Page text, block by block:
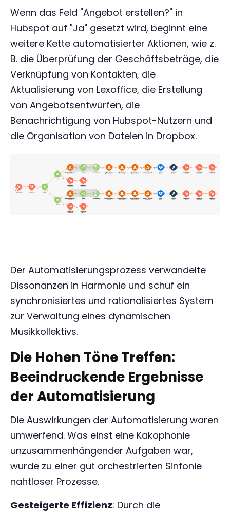
Wenn das Feld "Angebot erstellen?" in
Hubspot auf "Ja" gesetzt wird, beginnt eine
weitere Kette automatisierter Aktionen, wie z.
B. die Überprüfung der Geschäftsbeträge, die
Verknüpfung von Kontakten, die
Aktualisierung von Lexoffice, die Erstellung
von Angebotsentwürfen, die
Benachrichtigung von Hubspot-Nutzern und
die Organisation von Dateien in Dropbox.
Der Automatisierungsprozess verwandelte
Dissonanzen in Harmonie und schuf ein
synchronisiertes und rationalisiertes System
zur Verwaltung eines dynamischen
Musikkollektivs.
Die Hohen Töne Treffen:
Beeindruckende Ergebnisse
der Automatisierung
Die Auswirkungen der Automatisierung waren
umwerfend. Was einst eine Kakophonie
unzusammenhängender Aufgaben war,
wurde zu einer gut orchestrierten Sinfonie
nahtloser Prozesse.
Gesteigerte Effizienz: Durch die